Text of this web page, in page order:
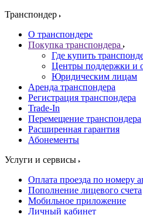
Транспондер
О транспондере
Покупка транспондера
Где купить
Центры поддержки и
Юридическим лицам
Аренда транспондера
Регистрация транспондера
Trade-In
Перемещение транспондера
Расширенная гарантия
Абонементы
Услуги и сервисы
Оплата проезда по номеру
Пополнение лицевого счета
Мобильное приложение
Личный кабинет